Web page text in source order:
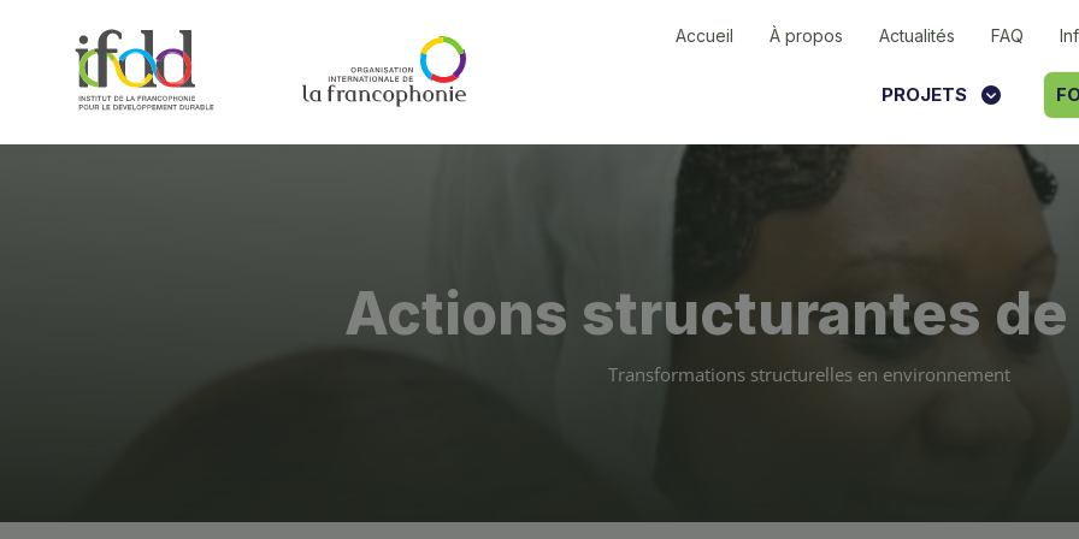
Accueil À propos Actualités FAQ
PROJETS
Actions structurantes
Transformations structurelles en environnement